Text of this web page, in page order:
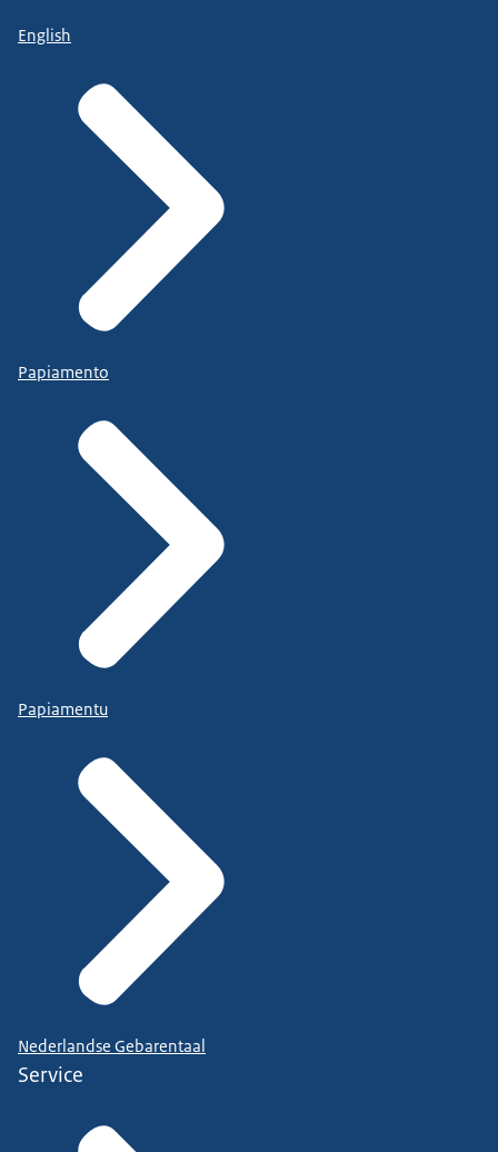
English
Papiamento
Papiamentu
Nederlandse Gebarentaal
Service